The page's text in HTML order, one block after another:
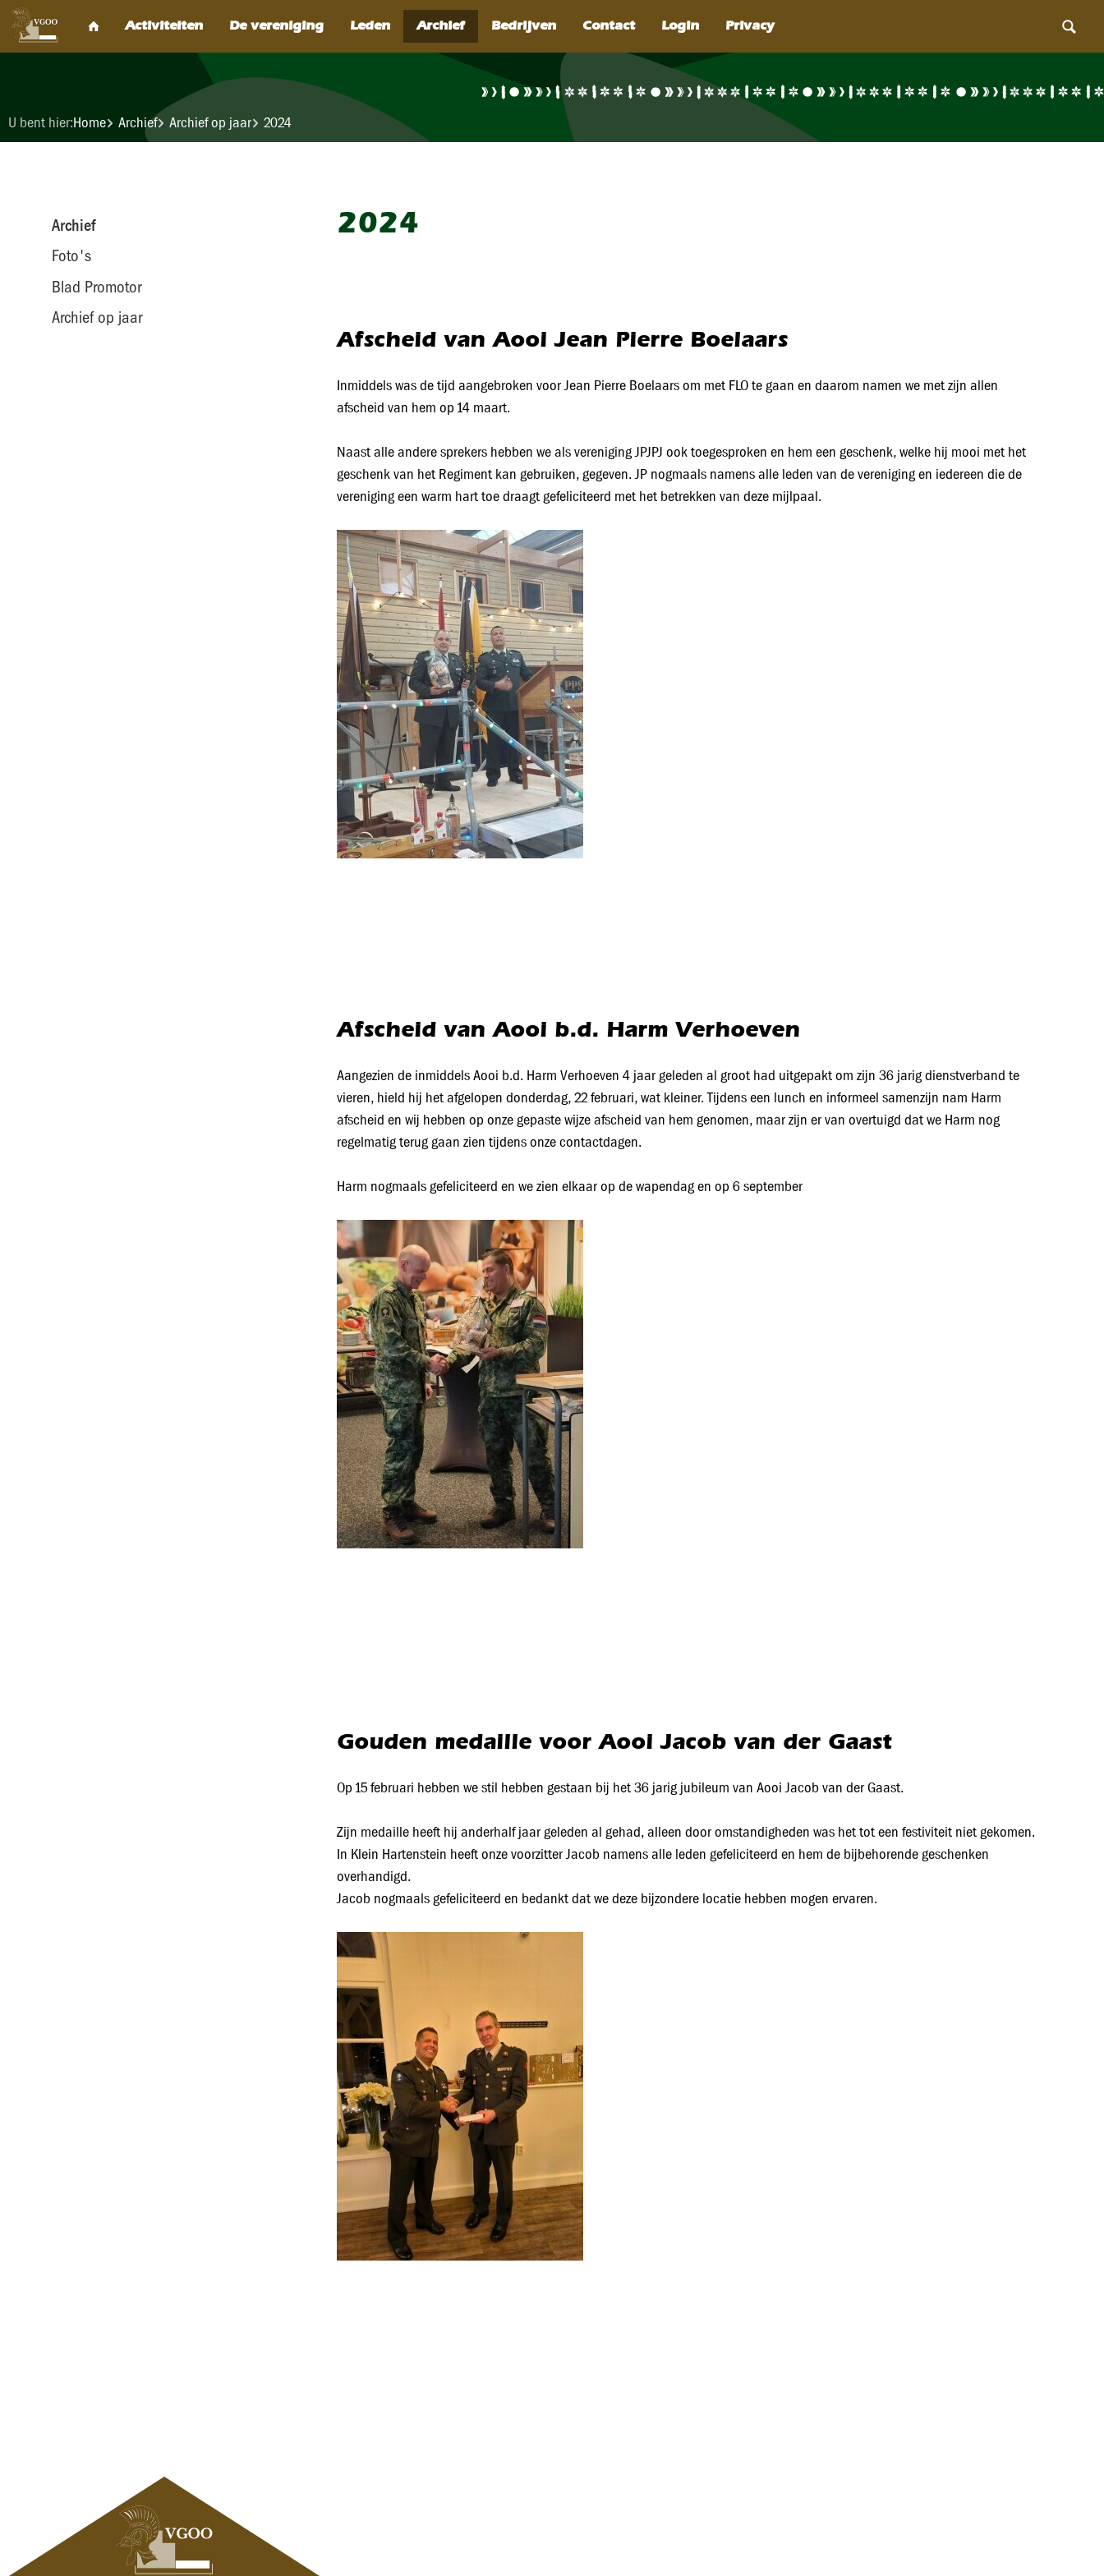
SEARCH
U bent hier:Home Archief Archief op jaar 2024
Archief
Foto's
Blad Promotor
Archief op jaar
2024
Afscheid van Aooi Jean Pierre Boelaars
Inmiddels was de tijd aangebroken voor Jean Pierre Boelaars om met FLO te gaan en daarom namen we met zijn allen
afscheid van hem op 14 maart.
Naast alle andere sprekers hebben we als vereniging JPJPJ ook toegesproken en hem een geschenk, welke hij mooi met het
geschenk van het Regiment kan gebruiken, gegeven. JP nogmaals namens alle leden van de vereniging en iedereen die de
vereniging een warm hart toe draagt gefeliciteerd met het betrekken van deze mijlpaal.
Afscheid van Aooi b.d. Harm Verhoeven
Aangezien de inmiddels Aooi b.d. Harm Verhoeven 4 jaar geleden al groot had uitgepakt om zijn 36 jarig dienstverband te
vieren, hield hij het afgelopen donderdag, 22 februari, wat kleiner. Tijdens een lunch en informeel samenzijn nam Harm
afscheid en wij hebben op onze gepaste wijze afscheid van hem genomen, maar zijn er van overtuigd dat we Harm nog
regelmatig terug gaan zien tijdens onze contactdagen.
Harm nogmaals gefeliciteerd en we zien elkaar op de wapendag en op 6 september
Gouden medaille voor Aooi Jacob van der Gaast
Op 15 februari hebben we stil hebben gestaan bij het 36 jarig jubileum van Aooi Jacob van der Gaast.
Zijn medaille heeft hij anderhalf jaar geleden al gehad, alleen door omstandigheden was het tot een festiviteit niet gekomen.
In Klein Hartenstein heeft onze voorzitter Jacob namens alle leden gefeliciteerd en hem de bijbehorende geschenken
overhandigd.
Jacob nogmaals gefeliciteerd en bedankt dat we deze bijzondere locatie hebben mogen ervaren.